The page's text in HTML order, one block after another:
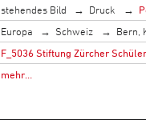
stehendes Bild Druck
Europa Schweiz Bern,
F_5036 Stiftung Zürcher
mehr…